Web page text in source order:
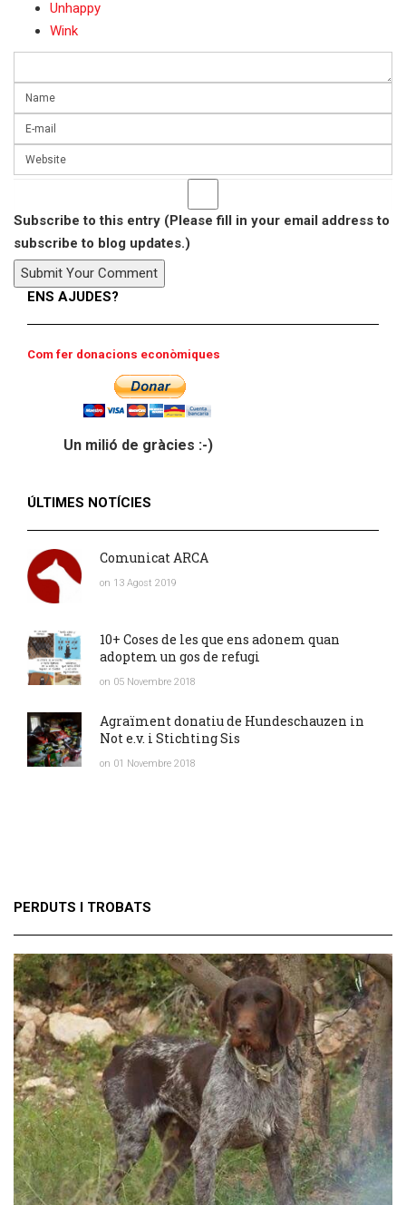
Unhappy
Wink
Subscribe to this entry (Please fill in your email address to
subscribe to blog updates.)
ENS AJUDES?
Com fer donacions econòmiques
Un milió de gràcies :-)
ÚLTIMES NOTÍCIES
Comunicat ARCA
on 13 Agost 2019
10+ Coses de les que ens adonem quan
adoptem un gos de refugi
on 05 Novembre 2018
Agraïment donatiu de Hundeschauzen in
Not e.v. i Stichting Sis
on 01 Novembre 2018
PERDUTS I TROBATS